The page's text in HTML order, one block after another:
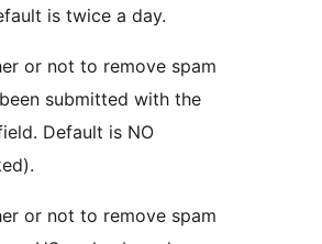
is twice a day.
or not to remove spam
submitted with the
Default is NO
or not to remove spam